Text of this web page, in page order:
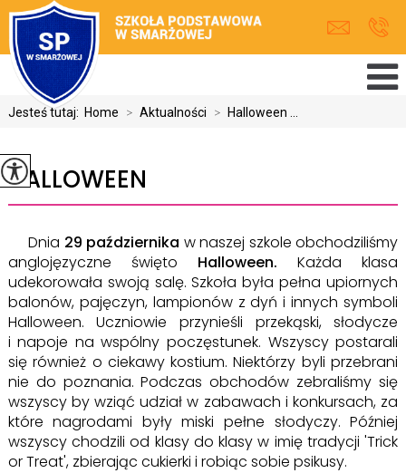
Jesteś tutaj: Home > Aktualności > Halloween ...
HALLOWEEN
Dnia 29 października w naszej szkole obchodziliśmy
anglojęzyczne święto Halloween. Każda klasa
udekorowała swoją salę. Szkoła była pełna upiornych
balonów, pajęczyn, lampionów z dyń i innych symboli
Halloween. Uczniowie przynieśli przekąski, słodycze
i napoje na wspólny poczęstunek. Wszyscy postarali
się również o ciekawy kostium. Niektórzy byli przebrani
nie do poznania. Podczas obchodów zebraliśmy się
wszyscy by wziąć udział w zabawach i konkursach, za
które nagrodami były miski pełne słodyczy. Później
wszyscy chodzili od klasy do klasy w imię tradycji 'Trick
or Treat', zbierając cukierki i robiąc sobie psikusy.